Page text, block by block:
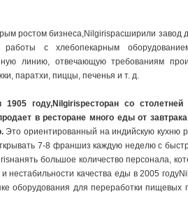
ростом бизнеса,Nilgirisрасширили завод
с хлебопекарным
линию, отвечающую требованиям
паратхи, пиццы, печенья и т. д.
1905 году,Nilgirisресторан со
в ресторане много еды от
Это ориентированный на индийскую кухню
7-8 франшиз каждую неделю с
большое количество персонала,
и нестабильности качества еды в 2005
оборудования для переработки пищевых